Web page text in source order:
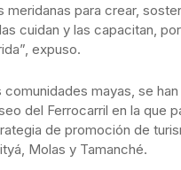
para crear,
cuidan y las capacitan,
expuso.
mayas, se
del Ferrocarril en la que
de promoción de
Molas y Tamanché.